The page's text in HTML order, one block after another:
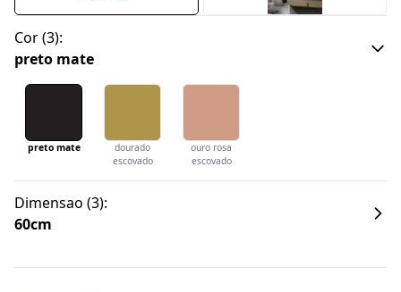
Cor(3):
preto mate
preto mate
dourado
escovado
ouro rosa
escovado
Dimensao (3):
60cm